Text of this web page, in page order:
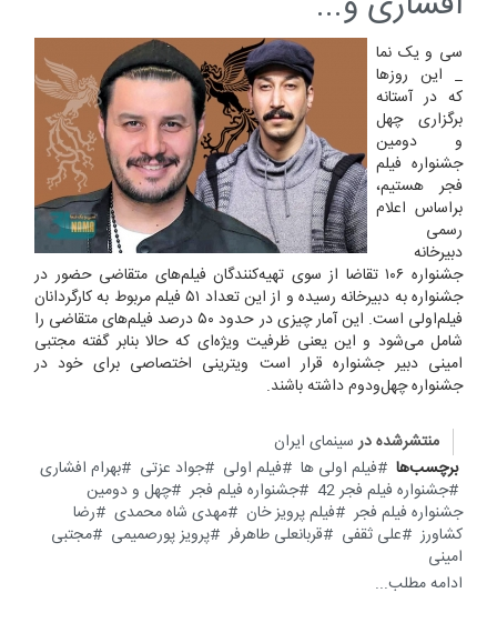
سی و یک نما
_ این روزها
که در آستانه
برگزاری چهل
و دومین
جشنواره فیلم
فجر هستیم،
براساس اعلام
رسمی
دبیرخانه
جشنواره ۱۰۶ تقاضا از سوی تهیه‌کنندگان فیلم‌های متقاضی حضور در
جشنواره به دبیرخانه رسیده و از این تعداد ۵۱ فیلم مربوط به کارگردانان
فیلم‌اولی است. این آمار چیزی در حدود ۵۰ درصد فیلم‌های متقاضی را
شامل می‌شود و این یعنی ظرفیت ویژه‌ای که حالا بنابر گفته مجتبی
امینی دبیر جشنواره قرار است ویترینی اختصاصی برای خود در
جشنواره چهل‌ودوم داشته باشند.
منتشرشده در سینمای ایران
برچسب‌ها
فیلم اولی ها فیلم اولی جواد عزتی
بهرام افشاری
جشنواره فیلم فجر 42
جشنواره فیلم فجر
چهل و دومین
جشنواره فیلم فجر
فیلم پرویز خان مهدی شاه محمدی
رضا
کشاورز
علی ثقفی قربانعلی طاهرفر پرویز پورصمیمی
مجتبی
امینی
ادامه مطلب...